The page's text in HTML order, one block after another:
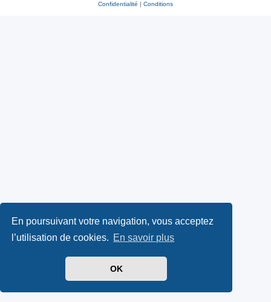
En poursuivant votre navigation, vous acceptez
l’utilisation de cookies. En savoir plus
OK
Confidentialité
Conditions